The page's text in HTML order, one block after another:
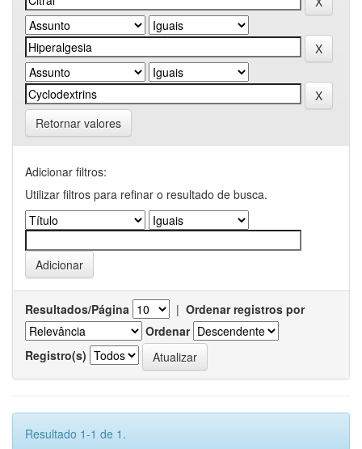
Retornar valores
Adicionar filtros:
Utilizar filtros para refinar o resultado de busca.
Resultados/Página | Ordenar registros por
Ordenar
Registro(s)
Resultado 1-1 de 1.